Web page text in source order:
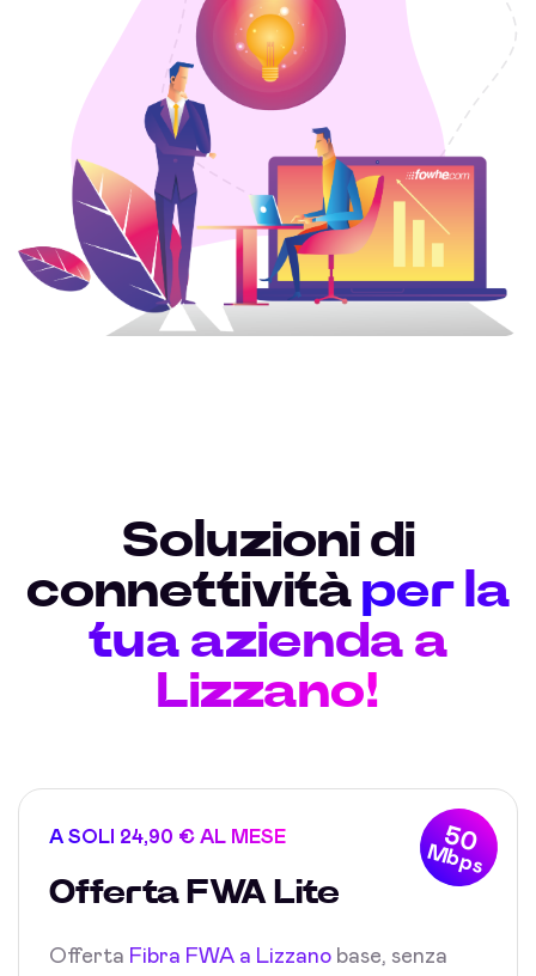
Soluzioni di
connettività per la
tua azienda a
Lizzano!
50
Mbps
A SOLI 24,90 € AL MESE
Offerta FWA Lite
Offerta Fibra FWA a Lizzano base, senza